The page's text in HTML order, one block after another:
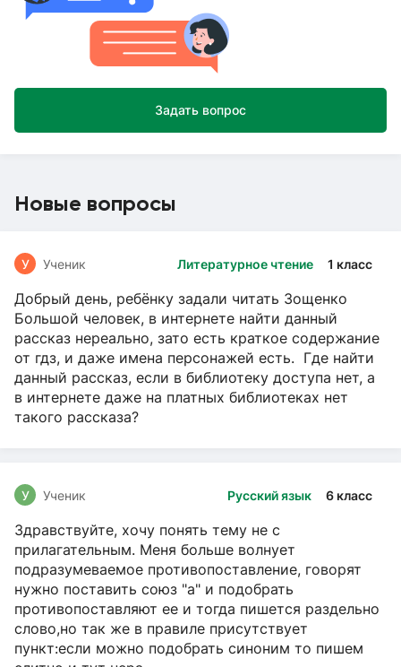
Задать вопрос
Новые вопросы
Литературное чтение 1 класс
У Ученик
Добрый день, ребёнку задали читать Зощенко
Большой человек, в интернете найти данный
рассказ нереально, зато есть краткое содержание
от гдз, и даже имена персонажей есть. Где найти
данный рассказ, если в библиотеку доступа нет, а
в интернете даже на платных библиотеках нет
такого рассказа?
Русский язык 6 класс
У Ученик
Здравствуйте, хочу понять тему не с
прилагательным. Меня больше волнует
подразумеваемое противопоставление, говорят
нужно поставить союз "а" и подобрать
противопоставляют ее и тогда пишется раздельно
слово,но так же в правиле присутствует
пункт:если можно подобрать синоним то пишем